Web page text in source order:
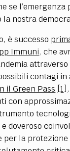
se l’emergenza
nostra
è successo
Immuni, che
contagi in
il Green Pass [1]
con
doveroso
per la protezione